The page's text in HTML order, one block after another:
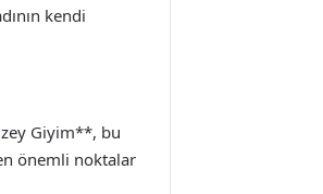
kendi
Giyim**, bu
önemli noktalar